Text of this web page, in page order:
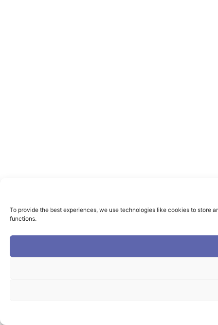
To provide the best experiences, we use technologies like cookies to store
functions.